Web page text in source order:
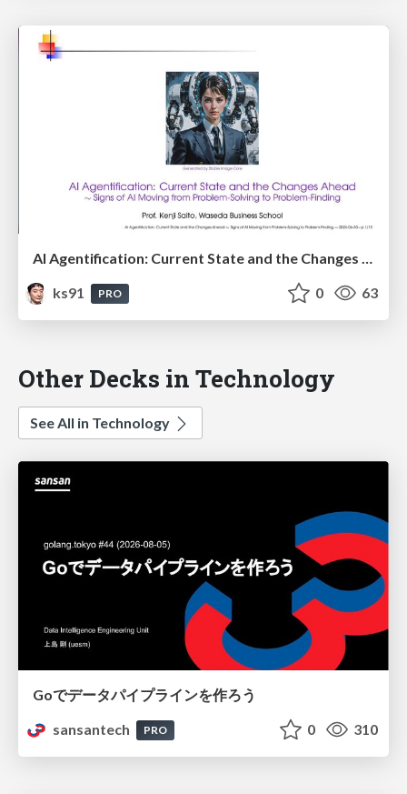
AI Agentification: Current State and the Changes Ahead
ks91
PRO 0 63
Other Decks in Technology
See All in Technology
Goでデータパイプラインを作ろう
sansantech
PRO 0 310